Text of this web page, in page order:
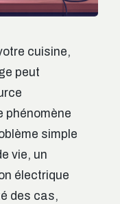
cuisine,
peut
phénomène
simple
vie, un
électrique
des cas,